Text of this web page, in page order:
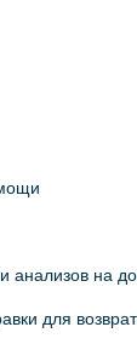
центр
анализов на
для